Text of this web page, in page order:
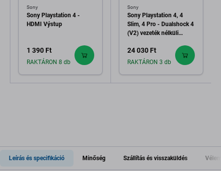
Sony
Sony Playstation 4 -
HDMI Výstup
1 390 Ft
RAKTÁRON 8 db
Sony
Sony Playstation 4, 4
Slim, 4 Pro - Dualshock 4
(V2) vezeték nélküli
24 030 Ft
RAKTÁRON 3 db
Leírás és specifikáció Minőség Szállítás és visszaküldés